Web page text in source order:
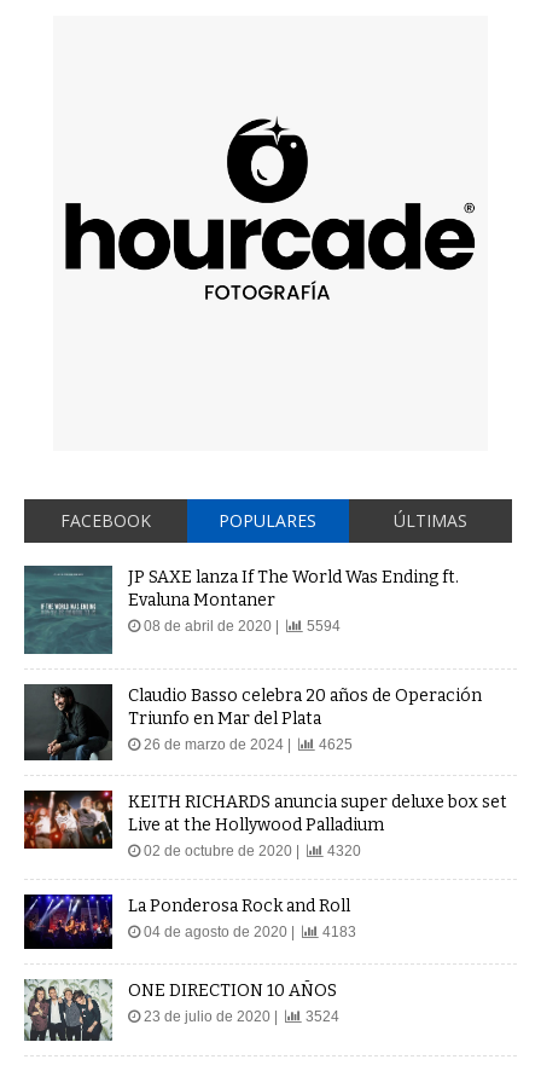
FACEBOOK POPULARES ÚLTIMAS
JP SAXE lanza If The World Was Ending ft.
Evaluna Montaner
08 de abril de 2020 | 5594
Claudio Basso celebra 20 años de Operación
Triunfo en Mar del Plata
26 de marzo de 2024 | 4625
KEITH RICHARDS anuncia super deluxe box set
Live at the Hollywood Palladium
02 de octubre de 2020 | 4320
La Ponderosa Rock and Roll
04 de agosto de 2020 | 4183
ONE DIRECTION 10 AÑOS
23 de julio de 2020 | 3524